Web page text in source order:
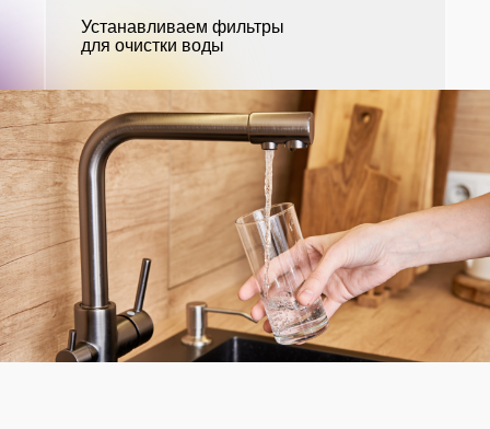
Устанавливаем фильтры
для очистки воды